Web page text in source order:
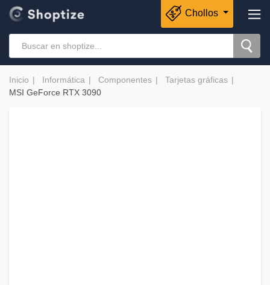
Chollos
Inicio Informática Componentes
Tarjetas gráficas
MSI GeForce RTX 3090